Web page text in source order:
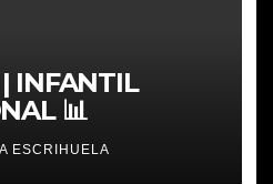
INFANTIL
📊
ESCRIHUELA